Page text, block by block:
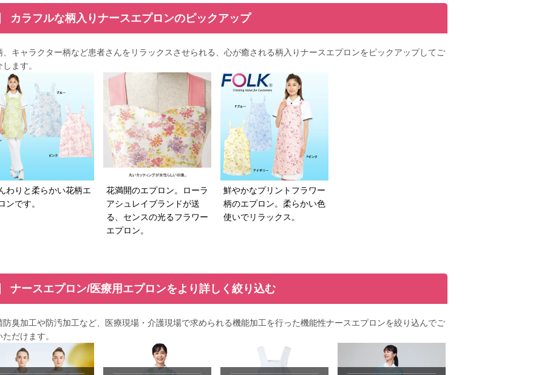
カラフルな柄入りナースエプロンのピックアップ
、キャラクター柄など患者さんをリラックスさせられる、心が癒される柄入りナースエプロンをピックアップしてご
ます。
わりと柔らかい花柄エ
ンです。
花満開のエプロン。ローラ
アシュレイブランドが送
る、センスの光るフラワー
エプロン。
鮮やかなプリントフラワー
柄のエプロン。柔らかい色
使いでリラックス。
ナースエプロン/医療用エプロンをより詳しく絞り込む
防臭加工や防汚加工など、医療現場・介護現場で求められる機能加工を行った機能性ナースエプロンを絞り込んでご
ただけます。